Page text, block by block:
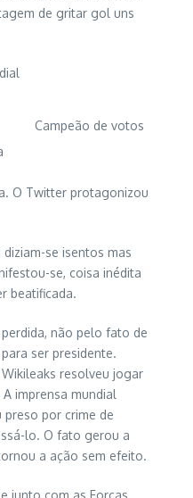
de gritar gol uns
Campeão de votos
O Twitter protagonizou
se isentos mas
se, coisa inédita
beatificada.
não pelo fato de
ser presidente.
resolveu jogar
imprensa mundial
preso por crime de
lo. O fato gerou a
a ação sem efeito.
junto com as Forças